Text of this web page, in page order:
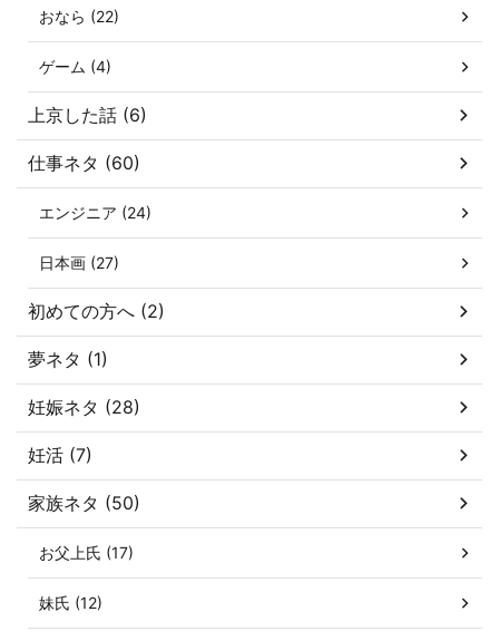
おなら (22)
ゲーム (4)
上京した話 (6)
仕事ネタ (60)
エンジニア (24)
日本画 (27)
初めての方へ (2)
夢ネタ (1)
妊娠ネタ (28)
妊活 (7)
家族ネタ (50)
お父上氏 (17)
妹氏 (12)